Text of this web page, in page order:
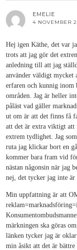
EMELIE
4 NOVEMBER
Hej igen Käthe, det var
trots att jag gör det
anledning till att jag
använder väldigt mycket
erfaren och kunnig inom
områden. Jag är heller
påläst vad gäller
ut om är att det finns få
att det är extra viktigt att
extrem tydlighet. Jag
ruta jag klickar bort en
kommer bara fram vid
nästan någonsin när jag
nej, det tycker jag inte är
Min uppfattning är att
märkningen ska göras
länken tycker jag är
min åsikt att det är